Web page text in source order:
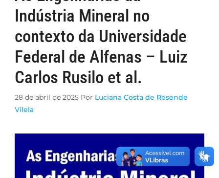
Indústria Mineral no
contexto da Universidade
Federal de Alfenas – Luiz
Carlos Rusilo et al.
28 de abril de 2025 Por Luciana Costa de Resende
Vilela